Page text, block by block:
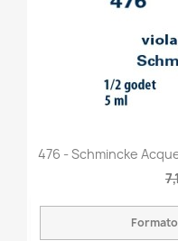
476 - Schmincke